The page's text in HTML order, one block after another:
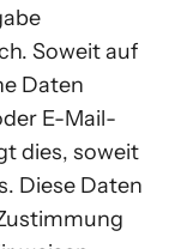
Soweit auf
Daten
E-Mail-
dies, soweit
Diese Daten